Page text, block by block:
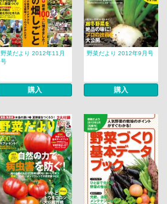
野菜だより 2012年11月
号
購入
野菜だより 2012年9月号
購入